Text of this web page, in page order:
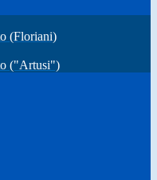
(Floriani)
("Artusi")